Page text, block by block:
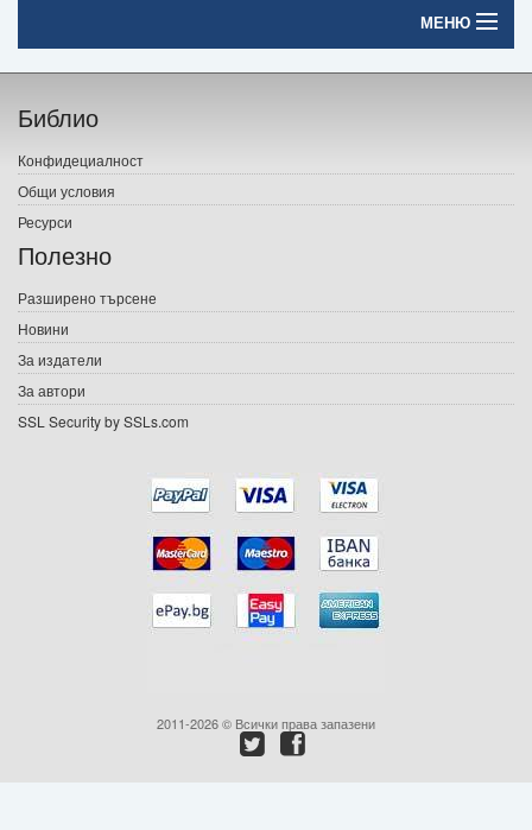
МЕНЮ
Начало
Печатни книги
Електронни книги
Е-списания
Подаръци
Ваучери
Библио
Конфидециалност
Общи условия
Ресурси
Полезно
Разширено търсене
Новини
За издатели
За автори
SSL Security by SSLs.com
2011-2026 © Всички права запазени